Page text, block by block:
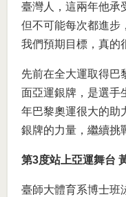
臺灣人，這兩年他承
但不可能每次都進步
我們預期目標，真的
先前在全大運取得巴
面亞運銀牌，是選手
年巴黎奧運很大的助
銀牌的力量，繼續挑
第3度站上亞運舞台
臺師大體育系博士班